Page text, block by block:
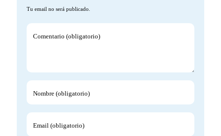
Tu email no será publicado.
Comentario (obligatorio)
Nombre (obligatorio)
Email (obligatorio)